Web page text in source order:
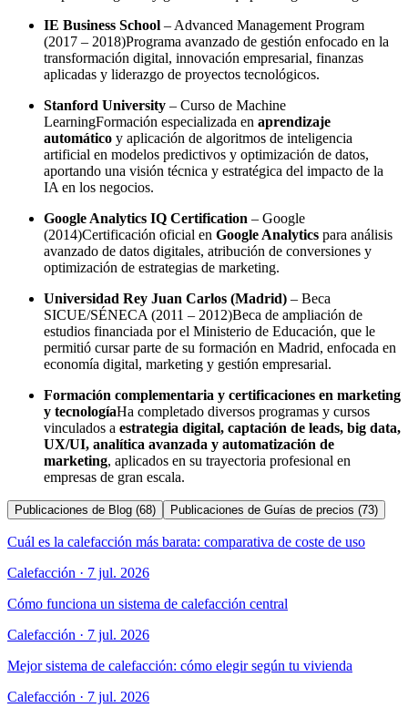
IE Business School – Advanced Management Program
(2017 – 2018)Programa avanzado de gestión enfocado en la
transformación digital, innovación empresarial, finanzas
aplicadas y liderazgo de proyectos tecnológicos.
Stanford University – Curso de Machine
LearningFormación especializada en aprendizaje
automático y aplicación de algoritmos de inteligencia
artificial en modelos predictivos y optimización de datos,
aportando una visión técnica y estratégica del impacto de la
IA en los negocios.
Google Analytics IQ Certification – Google
(2014)Certificación oficial en Google Analytics para análisis
avanzado de datos digitales, atribución de conversiones y
optimización de estrategias de marketing.
Universidad Rey Juan Carlos (Madrid) – Beca
SICUE/SÉNECA (2011 – 2012)Beca de ampliación de
estudios financiada por el Ministerio de Educación, que le
permitió cursar parte de su formación en Madrid, enfocada en
economía digital, marketing y gestión empresarial.
Formación complementaria y certificaciones en marketing
y tecnologíaHa completado diversos programas y cursos
vinculados a estrategia digital, captación de leads, big data,
UX/UI, analítica avanzada y automatización de
marketing, aplicados en su trayectoria profesional en
empresas de gran escala.
Publicaciones de Blog (68) Publicaciones de Guías de precios (73)
Cuál es la calefacción más barata: comparativa de coste de uso
Calefacción · 7 jul. 2026
Cómo funciona un sistema de calefacción central
Calefacción · 7 jul. 2026
Mejor sistema de calefacción: cómo elegir según tu vivienda
Calefacción · 7 jul. 2026